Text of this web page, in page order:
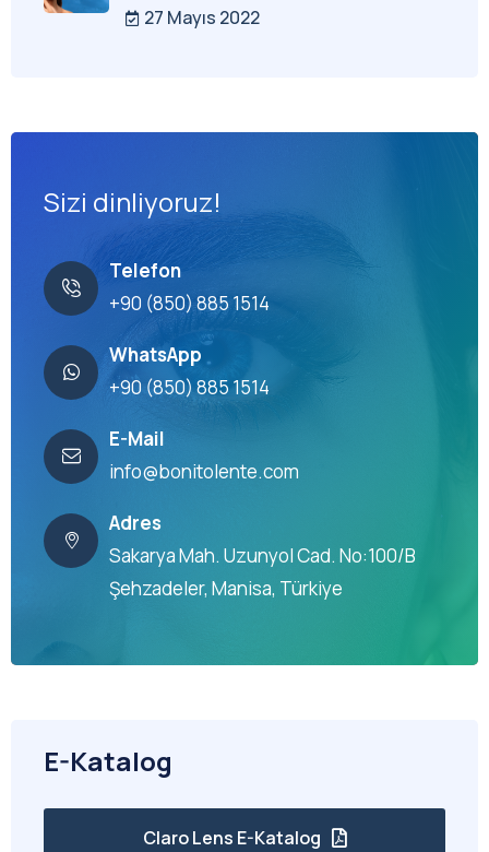
27 Mayıs 2022
Sizi dinliyoruz!
Telefon
+90 (850) 885 1514
WhatsApp
+90 (850) 885 1514
E-Mail
info@bonitolente.com
Adres
Sakarya Mah. Uzunyol Cad. No:100/B
Şehzadeler, Manisa, Türkiye
E-Katalog
Claro Lens E-Katalog